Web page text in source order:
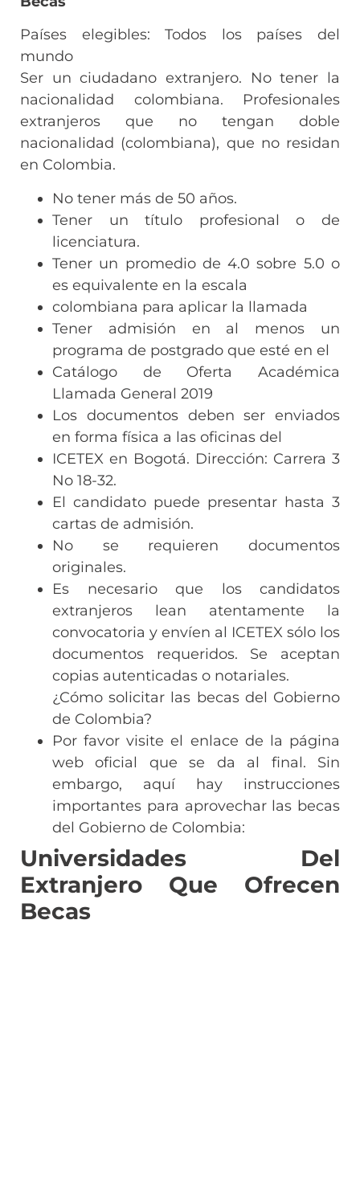
Países elegibles: Todos los países del
mundo
Ser un ciudadano extranjero. No tener la
nacionalidad colombiana. Profesionales
extranjeros que no tengan doble
nacionalidad (colombiana), que no residan
en Colombia.
No tener más de 50 años.
Tener un título profesional o de
licenciatura.
Tener un promedio de 4.0 sobre 5.0 o
es equivalente en la escala
colombiana para aplicar la llamada
Tener admisión en al menos un
programa de postgrado que esté en el
Catálogo de Oferta Académica
Llamada General 2019
Los documentos deben ser enviados
en forma física a las oficinas del
ICETEX en Bogotá. Dirección: Carrera 3
No 18-32.
El candidato puede presentar hasta 3
cartas de admisión.
No se requieren documentos
originales.
Es necesario que los candidatos
extranjeros lean atentamente la
convocatoria y envíen al ICETEX sólo los
documentos requeridos. Se aceptan
copias autenticadas o notariales.
¿Cómo solicitar las becas del Gobierno
de Colombia?
Por favor visite el enlace de la página
web oficial que se da al final. Sin
embargo, aquí hay instrucciones
importantes para aprovechar las becas
del Gobierno de Colombia:
Universidades Del
Extranjero Que Ofrecen
Becas